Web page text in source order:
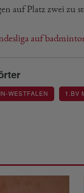
auf Platz zwei zu
auf
WESTFALEN 1.BV